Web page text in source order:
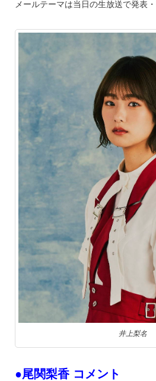
メールテーマは当日の生放送で発表・
井上梨名
●尾関梨香 コメント